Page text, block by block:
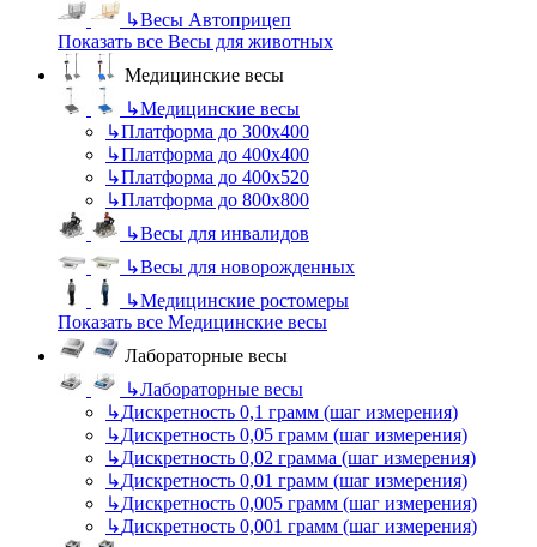
↳Весы Автоприцеп
Показать все Весы для животных
Медицинские весы
↳Медицинские весы
↳Платформа до 300х400
↳Платформа до 400х400
↳Платформа до 400х520
↳Платформа до 800х800
↳Весы для инвалидов
↳Весы для новорожденных
↳Медицинские ростомеры
Показать все Медицинские весы
Лабораторные весы
↳Лабораторные весы
↳Дискретность 0,1 грамм (шаг измерения)
↳Дискретность 0,05 грамм (шаг измерения)
↳Дискретность 0,02 грамма (шаг измерения)
↳Дискретность 0,01 грамм (шаг измерения)
↳Дискретность 0,005 грамм (шаг измерения)
↳Дискретность 0,001 грамм (шаг измерения)